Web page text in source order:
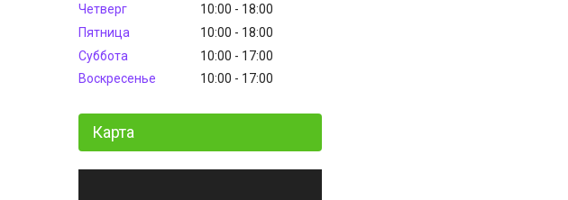
Четверг
10:00
18:00
Пятница
10:00
18:00
Суббота
10:00
17:00
Воскресенье
10:00 17:00
Карта